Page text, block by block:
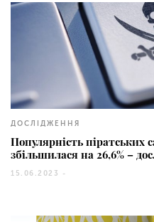
ДОСЛІДЖЕННЯ
Популярність піратських
збільшилася на 26,6% –
15.06.2023 -